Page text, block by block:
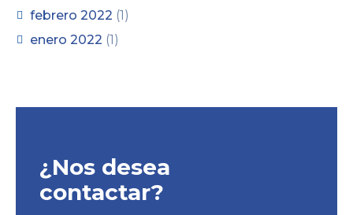
febrero 2022 (1)
enero 2022 (1)
¿Nos desea
contactar?